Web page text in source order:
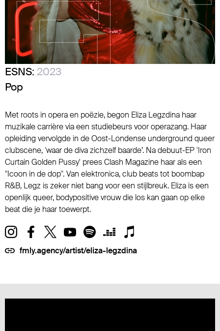
ESNS: 2023
Pop
Met roots in opera en poëzie, begon Eliza Legzdina haar
muzikale carrière via een studiebeurs voor operazang. Haar
opleiding vervolgde in de Oost-Londense underground queer
clubscene, ‘waar de diva zichzelf baarde’. Na debuut-EP 'Iron
Curtain Golden Pussy' prees Clash Magazine haar als een
"Icoon in de dop". Van elektronica, club beats tot boombap
R&B, Legz is zeker niet bang voor een stijlbreuk. Eliza is een
openlijk queer, bodypositive vrouw die los kan gaan op elke
beat die je haar toewerpt.
fmly.agency/artist/eliza-legzdina